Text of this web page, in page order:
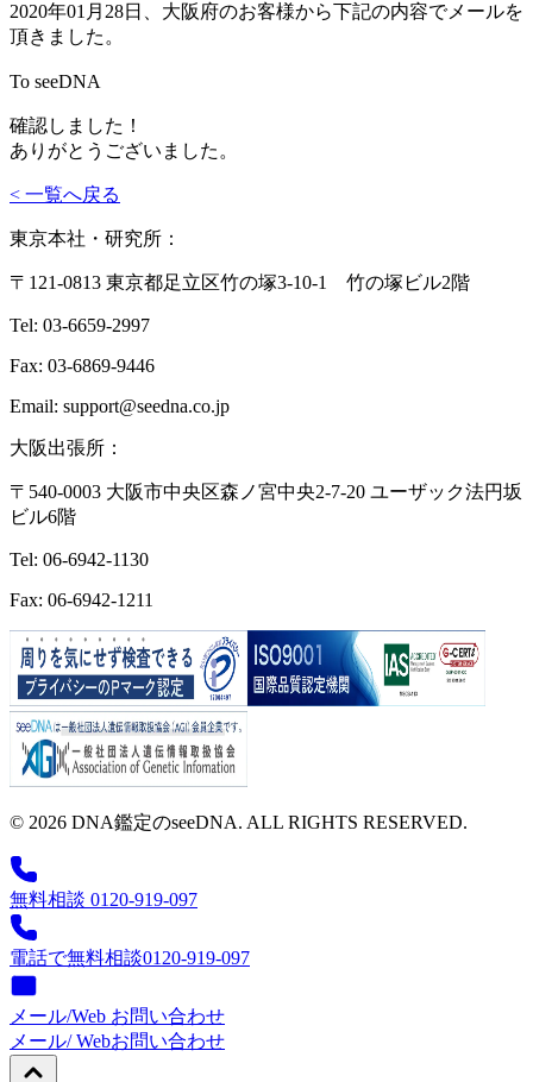
2020年01月28日、大阪府のお客様から下記の内容でメールを
頂きました。
To seeDNA
確認しました！
ありがとうございました。
< 一覧へ戻る
東京本社・研究所：
〒121-0813 東京都足立区竹の塚3-10-1 竹の塚ビル2階
Tel: 03-6659-2997
Fax: 03-6869-9446
Email: support@seedna.co.jp
大阪出張所：
〒540-0003 大阪市中央区森ノ宮中央2-7-20 ユーザック法円坂
ビル6階
Tel: 06-6942-1130
Fax: 06-6942-1211
© 2026 DNA鑑定のseeDNA. ALL RIGHTS RESERVED.
無料相談 0120-919-097
電話で無料相談0120-919-097
メール/Web お問い合わせ
メール/ Webお問い合わせ